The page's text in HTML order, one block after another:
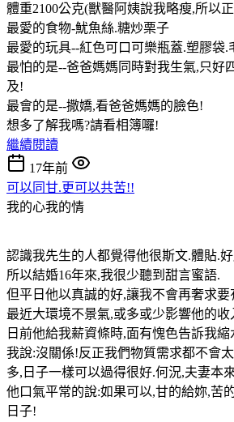
體重2100公克(獸醫阿姨說我略瘦,所以
最愛的食物-魷魚絲.糖炒栗子
最愛的玩具--紅色可口可樂瓶蓋.塑膠袋.
最怕的是--爸爸媽媽同時對我生氣,只好
及!
最會的是--撒嬌,看爸爸媽媽的臉色!
想多了解我嗎?請看相簿囉!
繼續閱讀
17年前
可以同甘.更可以共苦!!
我的心我的情
認識我先生的人都覺得他很斯文.體貼.
所以結婚16年來,我很少聽到甜言蜜語.
但平日他以真誠的好,讓我不會再奢求要
最近大環境不景氣,或多或少影響他的收
日前他給我薪資條時,面有愧色告訴我
我說:沒關係!反正我們物質需求都不會
多,日子一樣可以過得很好.何況,夫妻本
他口氣平常的說:如果可以,甘的給妳,苦
日子!